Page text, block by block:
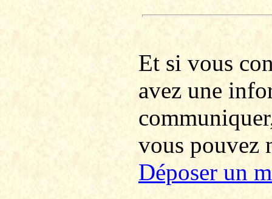
Et si vous
avez une
vous pouvez
Déposer un